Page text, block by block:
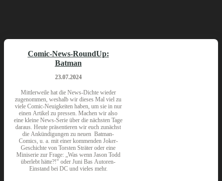
Comic-News-RoundUp:
Batman
23.07.2024
Mittlerweile hat die News-Dichte wieder
zugenommen, weshalb wir dieses Mal viel zu
viele Comic-Neuigkeiten haben, um sie in nur
einen Artikel zu pressen. Machen wir also
eine kleine News-Serie über die nächsten Tage
daraus. Heute präsentieren wir euch zunächst
die Ankündigungen zu neuen Batman-
Comics, u. a. mit einer kommenden Joker-
Geschichte von Torsten Sträter oder eine
Miniserie zur Frage: „Was wenn Jason Todd
überlebt hätte?!" oder Juni Bas Autoren-
Einstand bei DC und vieles mehr.